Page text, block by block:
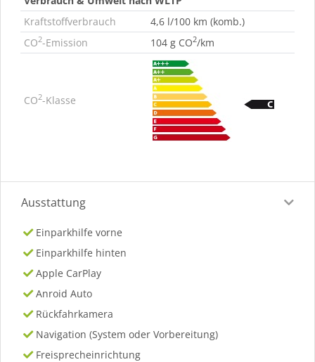
Kraftstoffverbrauch
4,6 l/100 km (komb.)
CO2-Emission 104 g CO2/km
CO2-Klasse
Ausstattung
Einparkhilfe vorne
Einparkhilfe hinten
Apple CarPlay
Anroid Auto
Rückfahrkamera
Navigation (System oder Vorbereitung)
Freisprecheinrichtung